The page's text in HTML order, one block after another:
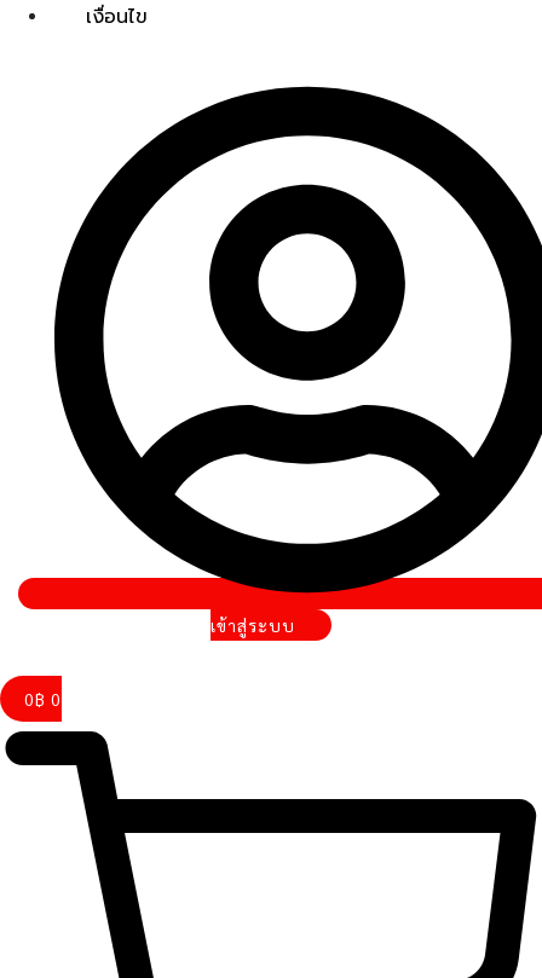
เงื่อนไข
เข้าสู่ระบบ
0฿ 0